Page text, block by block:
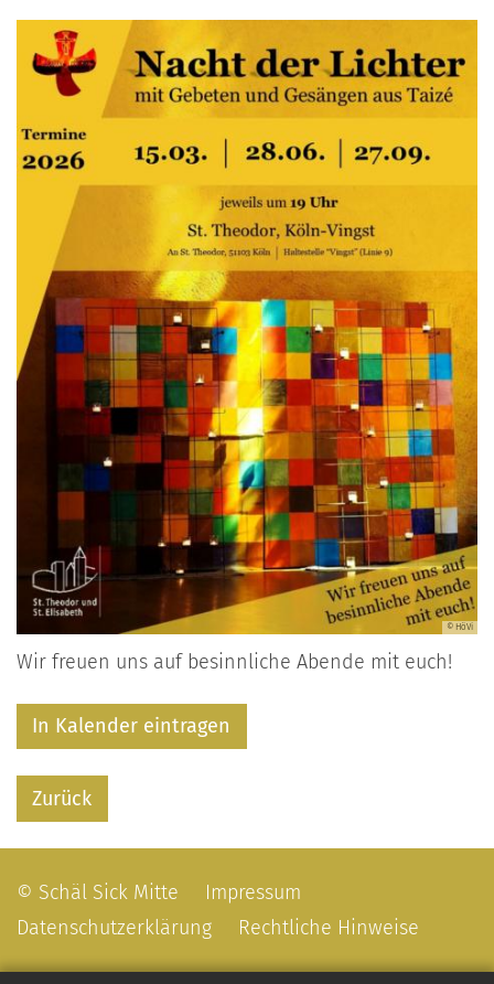
© HöVi
Wir freuen uns auf besinnliche Abende mit euch!
In Kalender eintragen
Zurück
© Schäl Sick Mitte
Impressum
Datenschutzerklärung
Rechtliche Hinweise